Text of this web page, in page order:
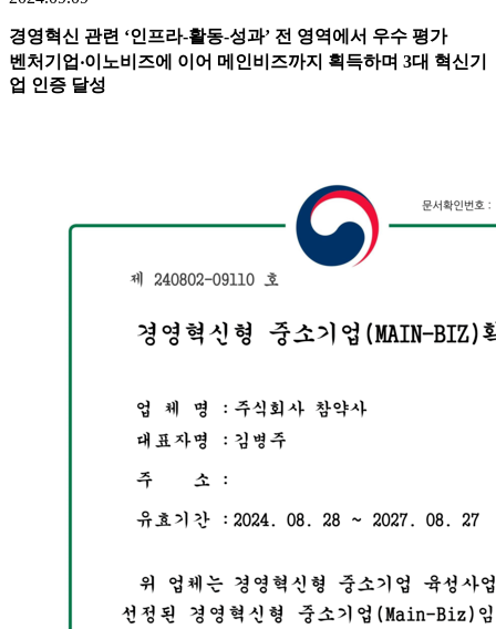
경영혁신 관련 ‘인프라-활동-성과’ 전 영역에서 우수 평가
벤처기업‧이노비즈에 이어 메인비즈까지 획득하며 3대 혁신기
업 인증 달성